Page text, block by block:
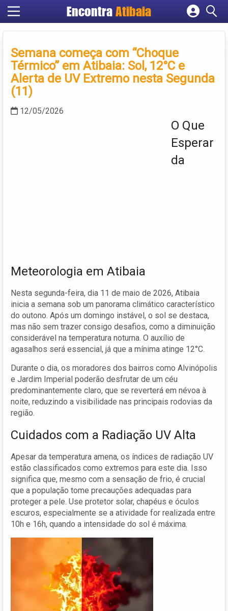
Encontra Atibaia
Cadastrar empresa
Criar conta
Semana começa com “Choque
Térmico” em Atibaia: Sol, 12°C e
Alerta de UV Extremo nesta Segunda
(11)
12/05/2026
O Que
Esperar
da
Meteorologia em Atibaia
Nesta segunda-feira, dia 11 de maio de 2026, Atibaia
inicia a semana sob um panorama climático característico
do outono. Após um domingo instável, o sol se destaca,
mas não sem trazer consigo desafios, como a diminuição
considerável na temperatura noturna. O auxílio de
agasalhos será essencial, já que a mínima atinge 12°C.
Durante o dia, os moradores dos bairros como Alvinópolis
e Jardim Imperial poderão desfrutar de um céu
predominantemente claro, que se reverterá em névoa à
noite, reduzindo a visibilidade nas principais rodovias da
região.
Cuidados com a Radiação UV Alta
Apesar da temperatura amena, os índices de radiação UV
estão classificados como extremos para este dia. Isso
significa que, mesmo com a sensação de frio, é crucial
que a população tome precauções adequadas para
proteger a pele. Use protetor solar, chapéus e óculos
escuros, especialmente se a atividade for realizada entre
10h e 16h, quando a intensidade do sol é máxima.